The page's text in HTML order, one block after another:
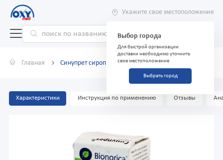
Укажите свое местоположение
Выбор города
Для быстрой организации
доставки необходимо уточнить
свое местоположение
Выбрать город
Главная Синупрет сироп 100мл
Характеристики Инструкция по применению Отзывы